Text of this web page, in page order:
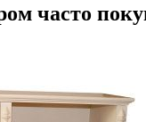
часто